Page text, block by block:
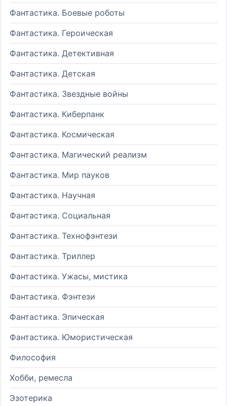
Фантастика. Боевые роботы
Фантастика. Героическая
Фантастика. Детективная
Фантастика. Детская
Фантастика. Звездные войны
Фантастика. Киберпанк
Фантастика. Космическая
Фантастика. Магический реализм
Фантастика. Мир пауков
Фантастика. Научная
Фантастика. Социальная
Фантастика. Технофэнтези
Фантастика. Триллер
Фантастика. Ужасы, мистика
Фантастика. Фэнтези
Фантастика. Эпическая
Фантастика. Юмористическая
Философия
Хобби, ремесла
Эзотерика